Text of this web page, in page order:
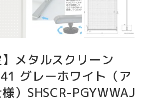
】メタルスクリーン
グレーホワイト（ア
）SHSCR-PGYWWAJ